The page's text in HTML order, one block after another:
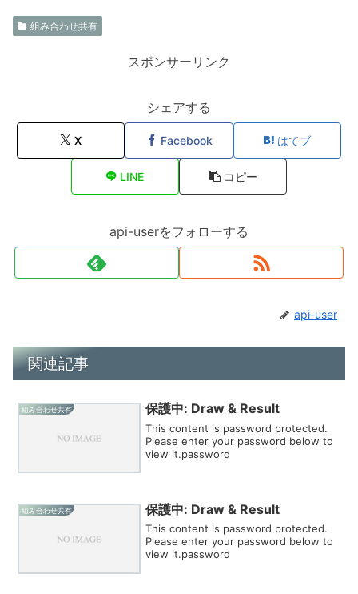
組み合わせ共有
スポンサーリンク
シェアする
X Facebook はてブ
LINE コピー
api-userをフォローする
api-user
関連記事
組み合わせ共有 保護中: Draw & Result
This content is password protected.
Please enter your password below to
view it.password
組み合わせ共有 保護中: Draw & Result
This content is password protected.
Please enter your password below to
view it.password